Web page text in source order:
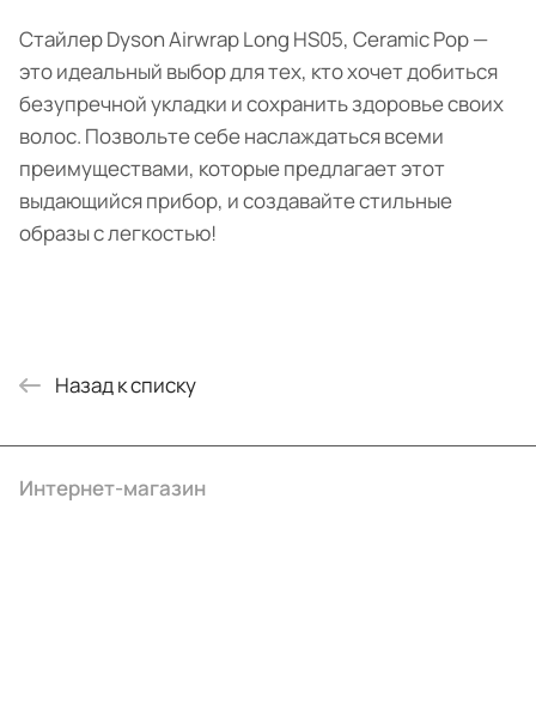
Стайлер Dyson Airwrap Long HS05, Ceramic Pop —
это идеальный выбор для тех, кто хочет добиться
безупречной укладки и сохранить здоровье своих
волос. Позвольте себе наслаждаться всеми
преимуществами, которые предлагает этот
выдающийся прибор, и создавайте стильные
образы с легкостью!
Назад к списку
Интернет-магазин